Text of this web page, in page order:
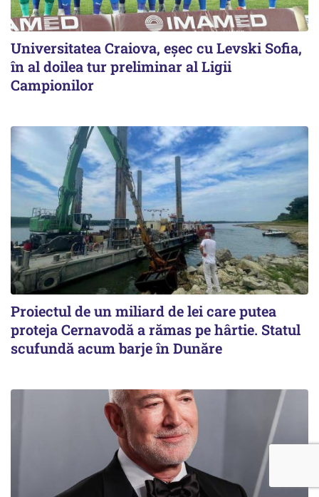
Universitatea Craiova, eșec cu Levski Sofia,
în al doilea tur preliminar al Ligii
Campionilor
Proiectul de un miliard de lei care putea
proteja Cernavodă a rămas pe hârtie. Statul
scufundă acum barje în Dunăre